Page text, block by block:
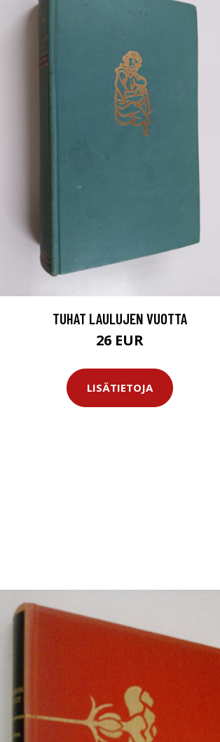
TUHAT LAULUJEN VUOTTA
26 EUR
LISÄTIETOJA